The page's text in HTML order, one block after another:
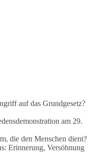
#friedenspartei
auf das Grundgesetz?
am 29.
die den Menschen dient?
Erinnerung, Versöhnung